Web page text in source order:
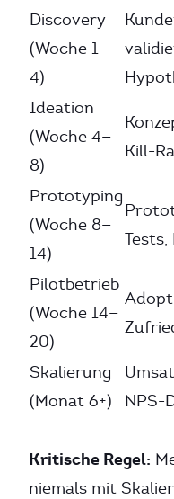
Discovery
(Woche 1—
4)
Ideation
(Woche 4—
8)
Kill-
Prototyping
(Woche 8—
14)
Pilotbetrieb
(Woche 14—
20)
Skalierung
(Monat 6+)
NPS-
Kritische Regel:
niemals mit